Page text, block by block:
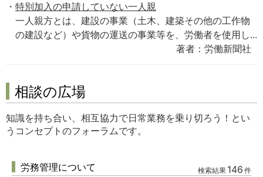
特別加入の申請していない一人親
一人親方とは、建設の事業（土木、建築その他の工作物
の建設など）や貨物の運送の事業等を、労働者を使用し...
著者：労働新聞社
相談の広場
知識を持ち合い、相互協力で日常業務を乗り切ろう！とい
うコンセプトのフォーラムです。
労務管理について 検索結果 146 件